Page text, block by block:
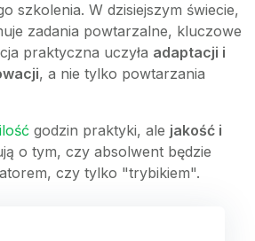
szkolenia. W dzisiejszym świecie,
zadania powtarzalne, kluczowe
praktyczna uczyła adaptacji i
, a nie tylko powtarzania
ilość godzin praktyki, ale jakość i
o tym, czy absolwent będzie
czy tylko "trybikiem".